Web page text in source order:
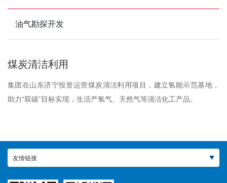
油气勘探开发
煤炭清洁利用
集团在山东济宁投资运营煤炭清洁利用项目，建立氢能示范基地，
助力“双碳”目标实现，生活产氢气、天然气等清洁化工产品。
友情链接